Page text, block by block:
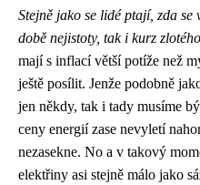
Stejně jako se lidé ptají, zda
době nejistoty, tak i kurz
mají s inflací větší potíže než
ještě posílit. Jenže podobně
jen někdy, tak i tady musíme
ceny energií zase nevyletí
nezasekne. No a v takový
elektřiny asi stejně málo jako